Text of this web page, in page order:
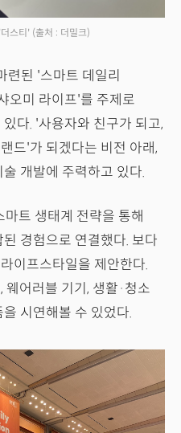
스티' (출처 : 더밀크)
련된 '스마트 데일리
오미 라이프'를 주제로
다. '사용자와 친구가 되고,
드'가 되겠다는 비전 아래,
개발에 주력하고 있다.
트 생태계 전략을 통해
경험으로 연결했다. 보다
이프스타일을 제안한다.
어러블 기기, 생활·청소
시연해볼 수 있었다.